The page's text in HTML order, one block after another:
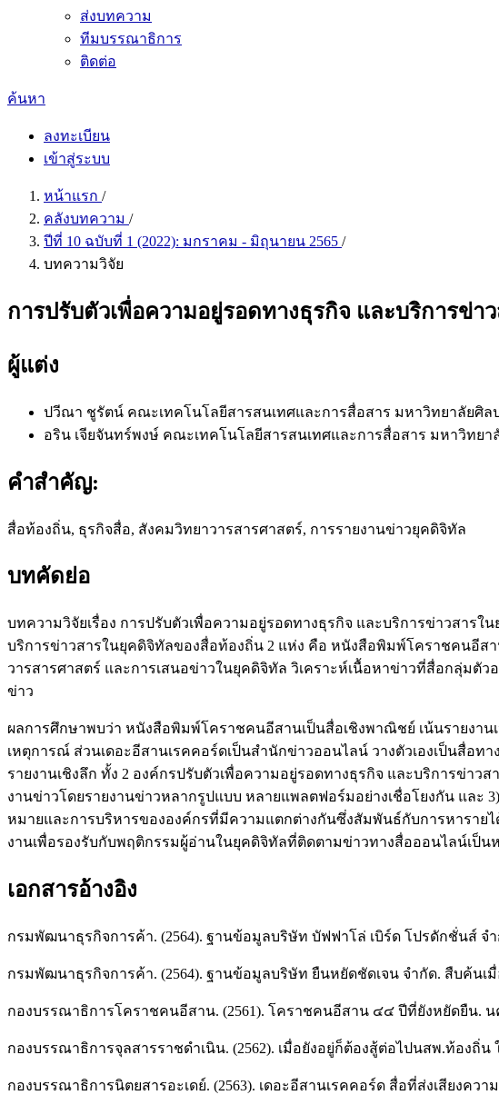
ส่งบทความ
ทีมบรรณาธิการ
ติดต่อ
ค้นหา
ลงทะเบียน
เข้าสู่ระบบ
หน้าแรก /
คลังบทความ /
ปีที่ 10 ฉบับที่ 1 (2022): มกราคม - มิถุนายน 2565 /
บทความวิจัย
การปรับตัวเพื่อความอยู่รอดทางธุรกิจ และบริการข่
ผู้แต่ง
ปวีณา ชูรัตน์ คณะเทคโนโลยีสารสนเทศและการสื่อสาร มหาวิทยาลัยศิล
อริน เจียจันทร์พงษ์ คณะเทคโนโลยีสารสนเทศและการสื่อสาร มหาวิทยา
คำสำคัญ:
สื่อท้องถิ่น, ธุรกิจสื่อ, สังคมวิทยาวารสารศาสตร์, การรายงานข่าวยุคดิจิทัล
บทคัดย่อ
บทความวิจัยเรื่อง การปรับตัวเพื่อความอยู่รอดทางธุรกิจ และบริการข่าวสาร
บริการข่าวสารในยุคดิจิทัลของสื่อท้องถิ่น 2 แห่ง คือ หนังสือพิมพ์โคราชคนอีส
วารสารศาสตร์ และการเสนอข่าวในยุคดิจิทัล วิเคราะห์เนื้อหาข่าวที่สื่อกลุ่มตั
ข่าว
ผลการศึกษาพบว่า หนังสือพิมพ์โคราชคนอีสานเป็นสื่อเชิงพาณิชย์ เน้นรายงา
เหตุการณ์ ส่วนเดอะอีสานเรคคอร์ดเป็นสำนักข่าวออนไลน์ วางตัวเองเป็นสื่อ
รายงานเชิงลึก ทั้ง 2 องค์กรปรับตัวเพื่อความอยู่รอดทางธุรกิจ และบริการข่า
งานข่าวโดยรายงานข่าวหลากรูปแบบ หลายแพลตฟอร์มอย่างเชื่อโยงกัน แล
หมายและการบริหารขององค์กรที่มีความแตกต่างกันซึ่งสัมพันธ์กับการหาราย
งานเพื่อรองรับกับพฤติกรรมผู้อ่านในยุคดิจิทัลที่ติดตามข่าวทางสื่อออนไลน์เป็
เอกสารอ้างอิง
กรมพัฒนาธุรกิจการค้า. (2564). ฐานข้อมูลบริษัท บัฟฟาโล่ เบิร์ด โปรดักชั่นส์ จำ
กรมพัฒนาธุรกิจการค้า. (2564). ฐานข้อมูลบริษัท ยืนหยัดชัดเจน จำกัด. สืบค้นเมื่
กองบรรณาธิการโคราชคนอีสาน. (2561). โคราชคนอีสาน ๔๔ ปีที่ยังหยัดยืน.
กองบรรณาธิการจุลสารราชดำเนิน. (2562). เมื่อยังอยู่ก็ต้องสู้ต่อไปนสพ.ท้องถิ่
กองบรรณาธิการนิตยสารอะเดย์. (2563). เดอะอีสานเรคคอร์ด สื่อที่ส่งเสียงควา